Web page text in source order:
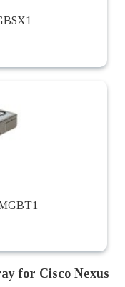
for Cisco Nexus